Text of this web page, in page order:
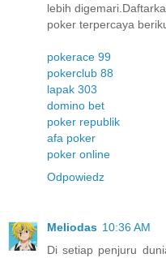
lebih
poker terpercaya
pokerace 99
pokerclub 88
lapak 303
domino bet
poker republik
afa poker
poker online
Odpowiedz
Meliodas 10:36 AM
Di setiap penjuru